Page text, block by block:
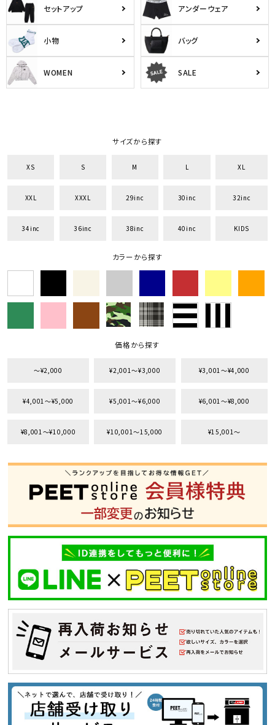
セットアップ アンダーウェア
小物 バッグ
WOMEN SALE
サイズから探す
XS S M L XL
XXL XXXL 29inc 30inc 32inc
34inc 36inc 38inc 40inc KIDS
カラーから探す
価格から探す
〜¥2,000 ¥2,001〜¥3,000 ¥3,001〜¥4,000
¥4,001〜¥5,000 ¥5,001〜¥6,000 ¥6,001〜¥8,000
¥8,001〜¥10,000 ¥10,001〜15,000 ¥15,001〜